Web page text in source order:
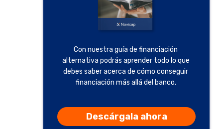
Con nuestra guía de financiación
alternativa podrás aprender todo lo que
debes saber acerca de cómo conseguir
financiación más allá del banco.
Descárgala ahora